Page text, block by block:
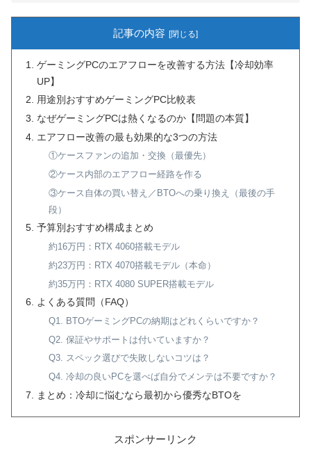
記事の内容
ゲーミングPCのエアフローを改善する方法【冷却効率
UP】
用途別おすすめゲーミングPC比較表
なぜゲーミングPCは熱くなるのか【問題の本質】
エアフロー改善の最も効果的な3つの方法
①ケースファンの追加・交換（最優先）
②ケース内部のエアフロー経路を作る
③ケース自体の買い替え／BTOへの乗り換え（最後の手
段）
予算別おすすめ構成まとめ
約16万円：RTX 4060搭載モデル
約23万円：RTX 4070搭載モデル（本命）
約35万円：RTX 4080 SUPER搭載モデル
よくある質問（FAQ）
Q1. BTOゲーミングPCの納期はどれくらいですか？
Q2. 保証やサポートは付いていますか？
Q3. スペック選びで失敗しないコツは？
Q4. 冷却の良いPCを選べば自分でメンテは不要ですか？
まとめ：冷却に悩むなら最初から優秀なBTOを
スポンサーリンク